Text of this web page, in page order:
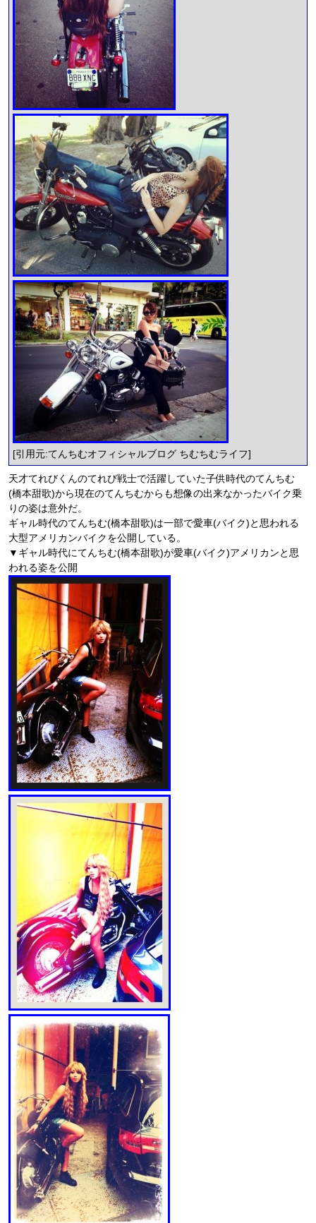
[引用元:てんちむオフィシャルブログ ちむちむライフ]
天才てれびくんのてれび戦士で活躍していた子供時代のてんちむ
(橋本甜歌)から現在のてんちむからも想像の出来なかったバイク乗
りの姿は意外だ。
ギャル時代のてんちむ(橋本甜歌)は一部で愛車(バイク)と思われる
大型アメリカンバイクを公開している。
▼ギャル時代にてんちむ(橋本甜歌)が愛車(バイク)アメリカンと思
われる姿を公開